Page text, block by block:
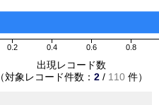
0.2 0.4 0.6 0.8
出現レコード数
（対象レコード件数： 2 / 110 件）